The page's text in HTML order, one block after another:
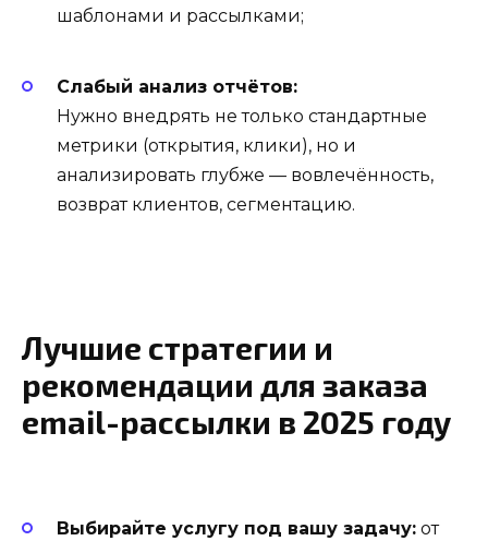
шаблонами и рассылками;
Слабый анализ отчётов:
Нужно внедрять не только стандартные
метрики (открытия, клики), но и
анализировать глубже — вовлечённость,
возврат клиентов, сегментацию.
Лучшие стратегии и
рекомендации для заказа
email-рассылки в 2025 году
Выбирайте услугу под вашу задачу: от